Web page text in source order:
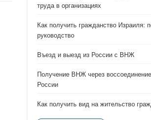
труда в организациях
Как получить гражданство Израиля:
руководство
Въезд и выезд из России с ВНЖ
Получение ВНЖ через
России
Как получить вид на жительство